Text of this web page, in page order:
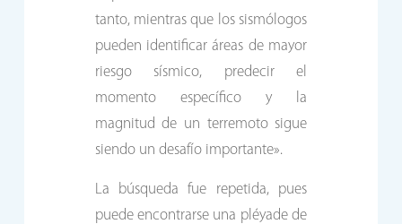
tanto, mientras que los sismólogos
pueden identificar áreas de mayor
riesgo sísmico, predecir el
momento específico y la
magnitud de un terremoto sigue
siendo un desafío importante».
La búsqueda fue repetida, pues
puede encontrarse una pléyade de